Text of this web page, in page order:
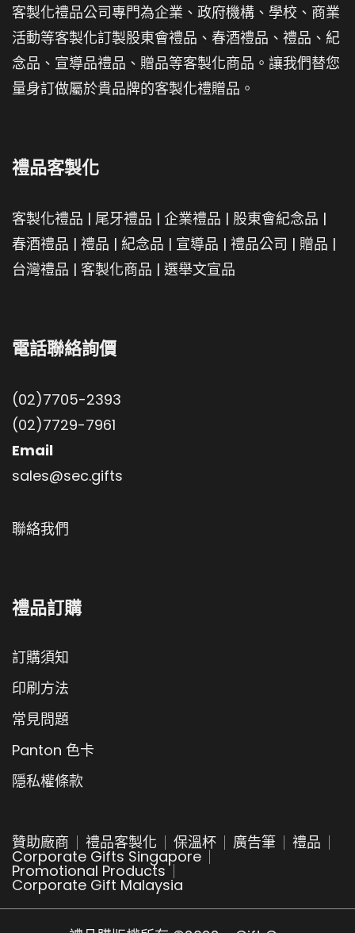
客製化禮品公司專門為企業、政府機構、學校、商業
活動等客製化訂製股東會禮品、春酒禮品、禮品、紀
念品、宣導品禮品、贈品等客製化商品。讓我們替您
量身訂做屬於貴品牌的客製化禮贈品。
禮品客製化
客製化禮品 | 尾牙禮品 | 企業禮品 | 股東會紀念品 |
春酒禮品 | 禮品 | 紀念品 | 宣導品 | 禮品公司 | 贈品 |
台灣禮品 | 客製化商品 | 選舉文宣品
電話聯絡詢價
(02)7705-2393
(02)7729-7961
Email
sales@sec.gifts
聯絡我們
禮品訂購
訂購須知
印刷方法
常見問題
Panton 色卡
隱私權條款
贊助廠商 禮品客製化 保溫杯 廣告筆 禮品
Corporate Gifts Singapore
Promotional Products
Corporate Gift Malaysia